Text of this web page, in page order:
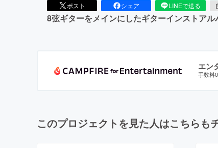
ポスト シェア LINEで送る
8弦ギターをメインにしたギターインストア
エン
手数料
このプロジェクトを見た人はこちらも